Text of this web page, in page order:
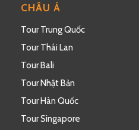
CHÂU Á
Tour Trung Quốc
Tour Thái Lan
Tour Bali
Tour Nhật Bản
Tour Hàn Quốc
Tour Singapore